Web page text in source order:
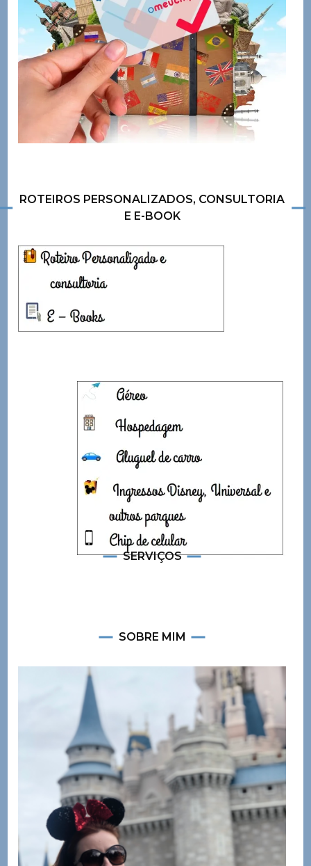
ROTEIROS PERSONALIZADOS, CONSULTORIA
E E-BOOK
SERVIÇOS
SOBRE MIM